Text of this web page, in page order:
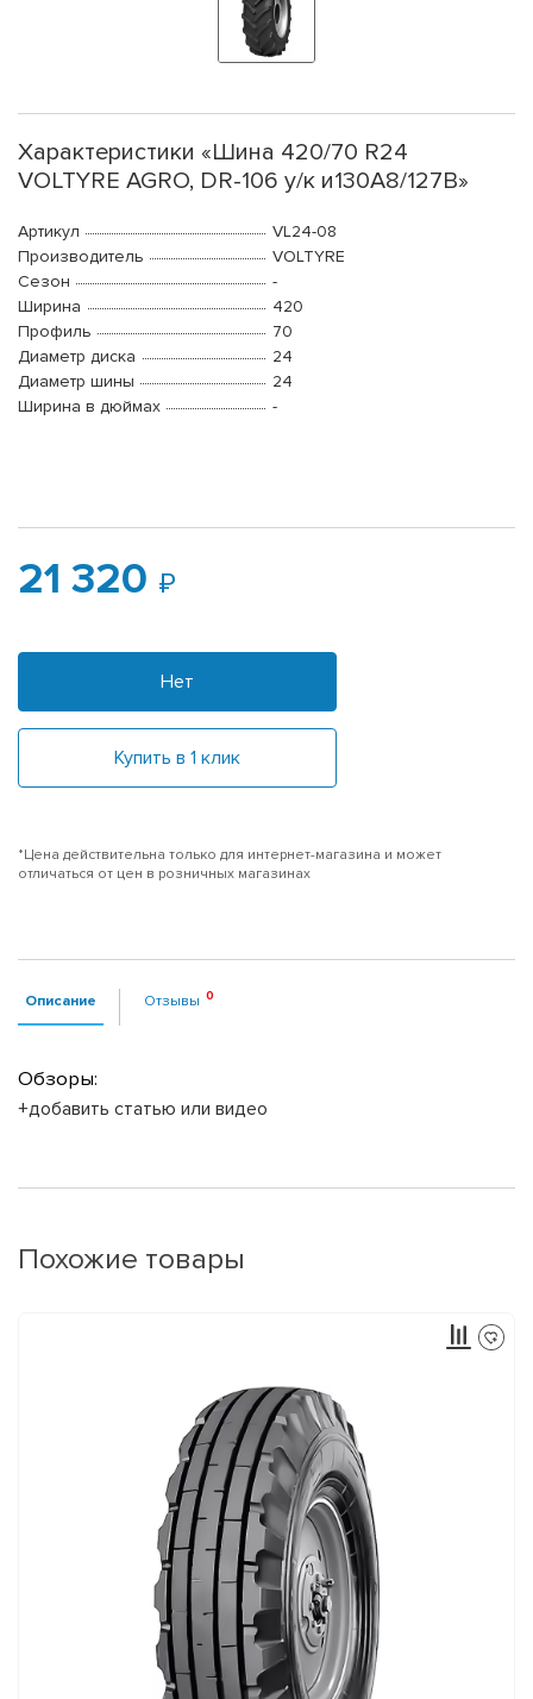
Характеристики «Шина 420/70 R24
VOLTYRE AGRO, DR-106 у/к и130A8/127B»
Артикул
VL24-08
Производитель
VOLTYRE
Сезон
-
Ширина
420
Профиль
70
Диаметр диска
24
Диаметр шины
24
Ширина в дюймах
-
21 320
Нет
Купить в 1 клик
*Цена действительна только для интернет-магазина и может
отличаться от цен в розничных магазинах
Описание Отзывы
Обзоры:
+добавить статью или видео
Похожие товары